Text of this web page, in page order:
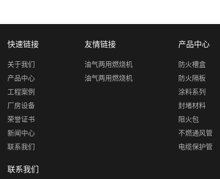
快速链接
关于我们
产品中心
工程案例
厂房设备
荣誉证书
新闻中心
联系我们
友情链接
油气两用燃烧机
油气两用燃烧机
产品中心
防火槽盒
防火隔板
涂料系列
封堵材料
阻火包
不燃通风管
电缆保护管
联系我们